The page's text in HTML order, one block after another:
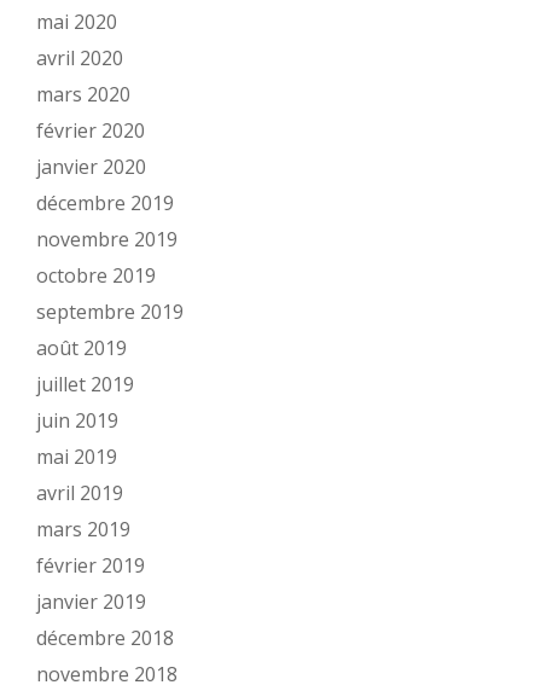
mai 2020
avril 2020
mars 2020
février 2020
janvier 2020
décembre 2019
novembre 2019
octobre 2019
septembre 2019
août 2019
juillet 2019
juin 2019
mai 2019
avril 2019
mars 2019
février 2019
janvier 2019
décembre 2018
novembre 2018